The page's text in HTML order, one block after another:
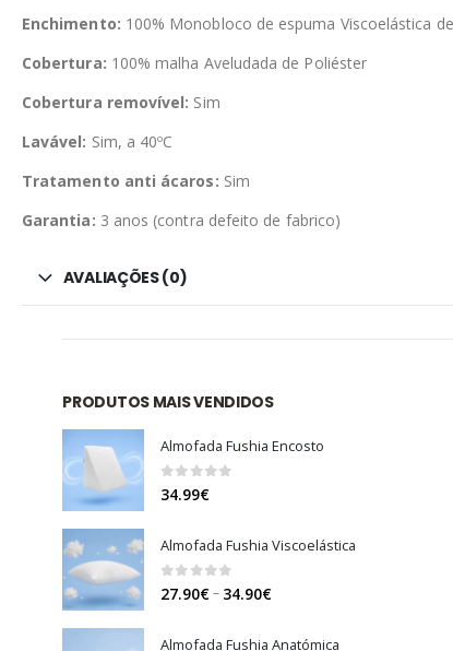
Enchimento: 100% Monobloco de espuma Viscoelástica
Cobertura: 100% malha Aveludada de Poliéster
Cobertura removível: Sim
Lavável: Sim, a 40ºC
Tratamento anti ácaros: Sim
Garantia: 3 anos (contra defeito de fabrico)
AVALIAÇÕES (0)
PRODUTOS MAIS VENDIDOS
Almofada Fushia Encosto
0 out of 5
34.99€
Almofada Fushia Viscoelástica
0out of 5
27.90€– 34.90€Price
27.90€
Almofada Fushia Anatómica